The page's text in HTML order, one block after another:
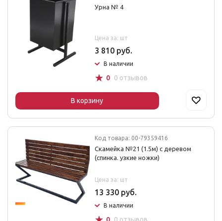
Урна № 4
Цена за: шт
3 810 руб.
В наличии
☆ 0 0 отзывов
В корзину
Код товара: 00-79359416
Скамейка №21 (1.5м) с деревом
(спинка. узкие ножки)
Цена за: шт
13 330 руб.
В наличии
0 0 отзывов